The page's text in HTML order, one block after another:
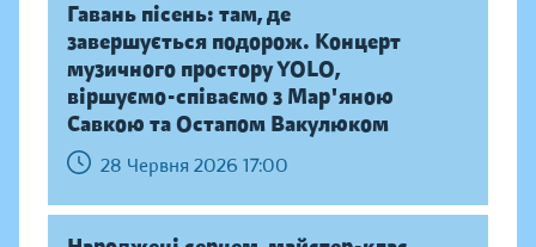
Гавань пісень: там, де
завершується подорож. Концерт
музичного простору YOLO,
віршуємо-співаємо з Мар'яною
Савкою та Остапом Вакулюком
28 Червня 2026 17:00